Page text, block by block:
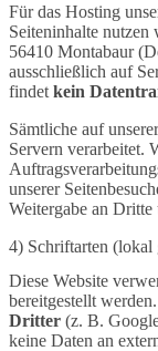
Für das Hosting
Seiteninhalte nutzen
56410 Montabaur
ausschließlich auf
findet kein
Sämtliche auf
Servern verarbeitet.
unserer
Weitergabe an Dritte
4) Schriftarten (lokal
Diese Website
bereitgestellt
Dritter (z. B.
keine Daten an